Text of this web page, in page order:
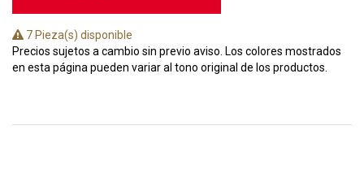
7 Pieza(s) disponible
Precios sujetos a cambio sin previo aviso. Los colores mostrados
en esta página pueden variar al tono original de los productos.